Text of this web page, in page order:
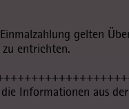
gelten
entrichten.
Informationen aus